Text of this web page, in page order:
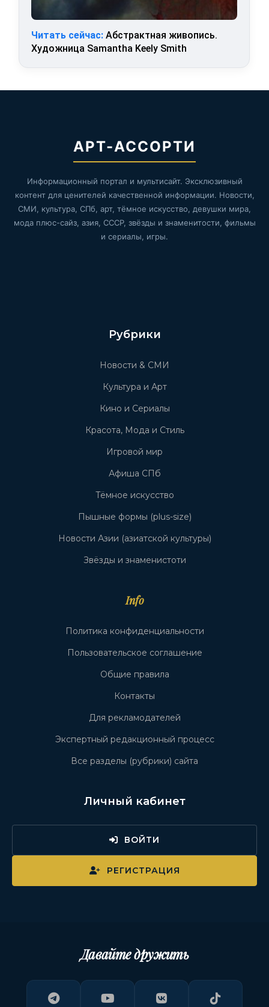
Читать сейчас: Абстрактная живопись.
Художница Samantha Keely Smith
АРТ-АССОРТИ
Информационный портал и мультисайт. Эксклюзивный
контент для ценителей качественной информации. Новости,
СМИ, культура, СПб, арт, тёмное искусство, девушки мира,
мода плюс-сайз, азия, СССР, звёзды и знаменитости, фильмы
и сериалы, игры.
Рубрики
Новости & СМИ
Культура и Арт
Кино и Сериалы
Красота, Мода и Стиль
Игровой мир
Афиша СПб
Тёмное искусство
Пышные формы (plus-size)
Новости Азии (азиатской культуры)
Звёзды и знаменистоти
Info
Политика конфиденциальности
Пользовательское соглашение
Общие правила
Контакты
Для рекламодателей
Экспертный редакционный процесс
Все разделы (рубрики) сайта
Личный кабинет
ВОЙТИ
РЕГИСТРАЦИЯ
Давайте дружить